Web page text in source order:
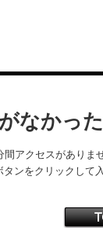
なかっ
アクセスがありま
ンをクリックして